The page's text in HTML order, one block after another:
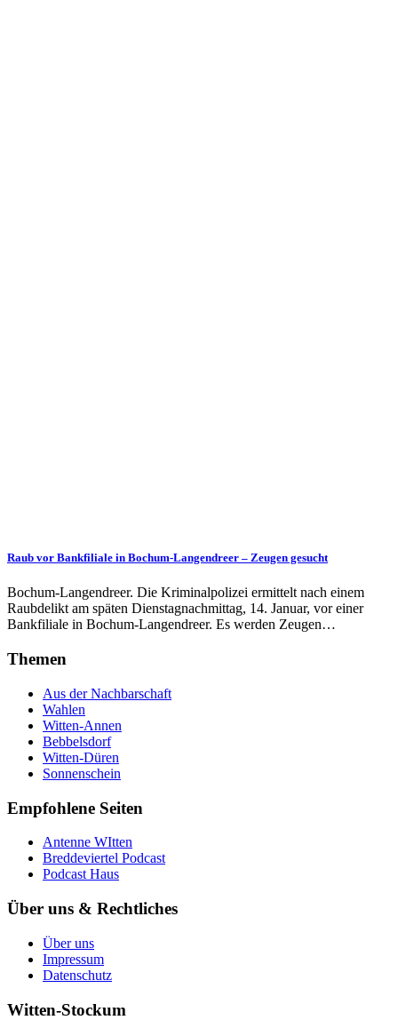
Raub vor Bankfiliale in Bochum-Langendreer – Zeugen gesucht
Bochum-Langendreer. Die Kriminal­polizei ermittelt nach einem
Raub­delikt am späten Dienstag­nachmittag, 14. Januar, vor einer
Bankfiliale in Bochum-Langendreer. Es werden Zeugen…
Themen
Aus der Nachbarschaft
Wahlen
Witten-Annen
Bebbelsdorf
Witten-Düren
Sonnenschein
Empfohlene Seiten
Antenne WItten
Breddeviertel Podcast
Podcast Haus
Über uns & Rechtliches
Über uns
Impressum
Datenschutz
Witten-Stockum